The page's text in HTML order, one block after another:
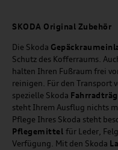
SKODA Original Zubehör
Die Skoda
Schutz des Kofferraums.
halten Ihren Fußraum frei
reinigen. Für den Transport
spezielle Skoda
steht Ihrem Ausflug nichts
Pflege Ihres Skoda steht
Pflegemittel für Leder,
Verfügung. Mit den Skoda